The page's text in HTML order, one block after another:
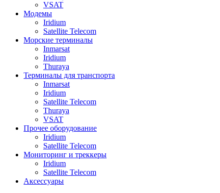
VSAT
Модемы
Iridium
Satellite Telecom
Морские терминалы
Inmarsat
Iridium
Thuraya
Терминалы для транспорта
Inmarsat
Iridium
Satellite Telecom
Thuraya
VSAT
Прочее оборудование
Iridium
Satellite Telecom
Мониторинг и треккеры
Iridium
Satellite Telecom
Аксессуары